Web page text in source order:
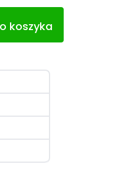
koszyka